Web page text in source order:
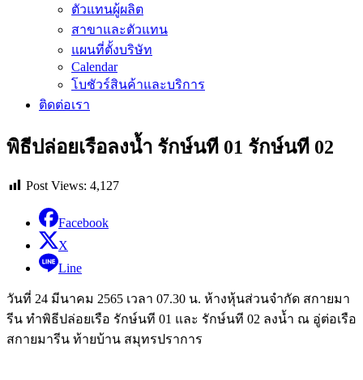
ตัวแทนผู้ผลิต
สาขาและตัวแทน
แผนที่ตั้งบริษัท
Calendar
โบชัวร์สินค้าและบริการ
ติดต่อเรา
พิธีปล่อยเรือลงน้ำ รักษ์นที 01 รักษ์นที 02
Post Views: 4,127
Facebook
X
Line
วันที่ 24 มีนาคม 2565 เวลา 07.30 น. ห้างหุ้นส่วนจำกัด สกายมา
รีน ทำพิธีปล่อยเรือ รักษ์นที 01 และ รักษ์นที 02 ลงน้ำ ณ อู่ต่อเรือ
สกายมารีน ท้ายบ้าน สมุทรปราการ